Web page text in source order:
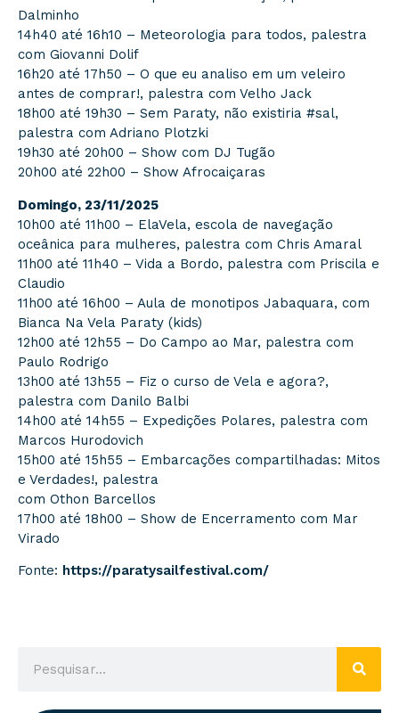
Dalminho
14h40 até 16h10 – Meteorologia para todos, palestra
com Giovanni Dolif
16h20 até 17h50 – O que eu analiso em um veleiro
antes de comprar!, palestra com Velho Jack
18h00 até 19h30 – Sem Paraty, não existiria #sal,
palestra com Adriano Plotzki
19h30 até 20h00 – Show com DJ Tugão
20h00 até 22h00 – Show Afrocaiçaras
Domingo, 23/11/2025
10h00 até 11h00 – ElaVela, escola de navegação
oceânica para mulheres, palestra com Chris Amaral
11h00 até 11h40 – Vida a Bordo, palestra com Priscila e
Claudio
11h00 até 16h00 – Aula de monotipos Jabaquara, com
Bianca Na Vela Paraty (kids)
12h00 até 12h55 – Do Campo ao Mar, palestra com
Paulo Rodrigo
13h00 até 13h55 – Fiz o curso de Vela e agora?,
palestra com Danilo Balbi
14h00 até 14h55 – Expedições Polares, palestra com
Marcos Hurodovich
15h00 até 15h55 – Embarcações compartilhadas: Mitos
e Verdades!, palestra
com Othon Barcellos
17h00 até 18h00 – Show de Encerramento com Mar
Virado
Fonte: https://paratysailfestival.com/